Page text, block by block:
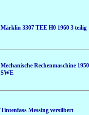
Märklin 3307 TEE H0 1960 3 teilig
Mechanische Rechenmaschine
SWE
Tintenfass Messing versilbert